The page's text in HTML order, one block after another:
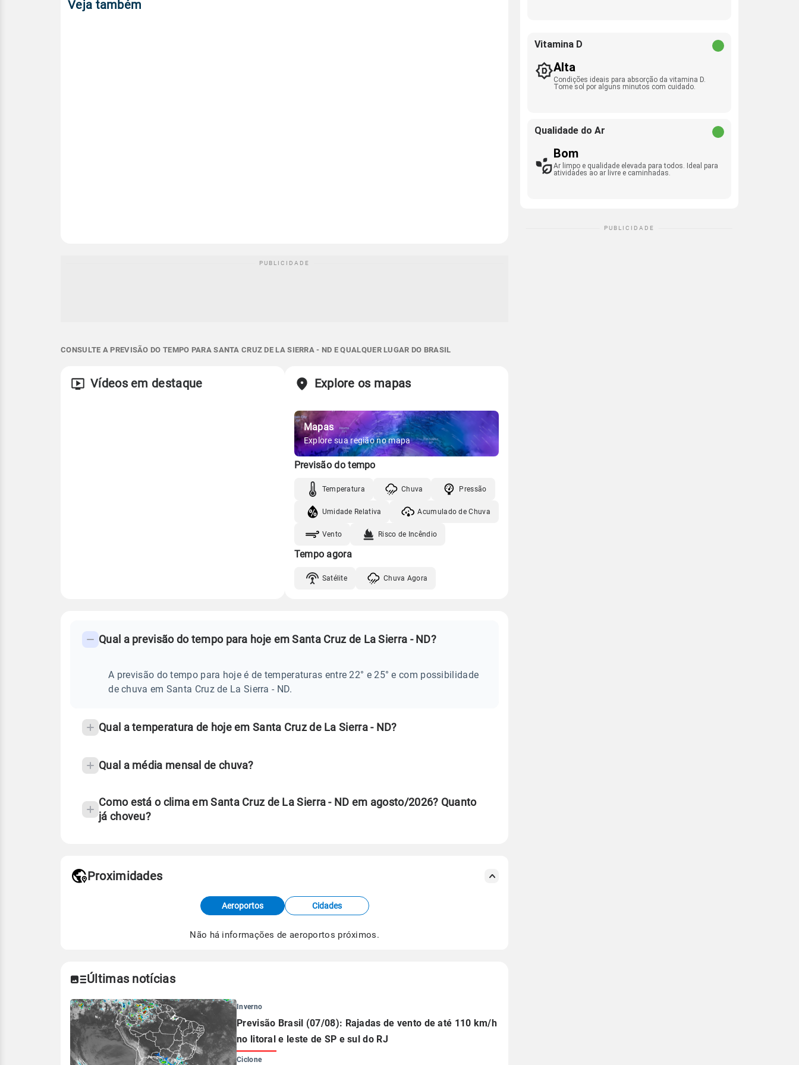
Veja também
CONSULTE A PREVISÃO DO TEMPO PARA SANTA CRUZ DE LA SIERRA - ND E QUALQUER LUGAR DO BRASIL
Vídeos em destaque Explore os mapas
Mapas
Explore sua região no mapa
Previsão do tempo
Temperatura Chuva Pressão
Umidade Relativa Acumulado de Chuva
Vento Risco de Incêndio
Tempo agora
Satélite Chuva Agora
PREVISÃO
SIERRA
frequentes
temperatura
Qual a previsão do tempo para hoje em Santa Cruz de La Sierra - ND?
A previsão do tempo para hoje é de temperaturas entre 22° e 25° e com possibilidade
de chuva em Santa Cruz de La Sierra - ND.
Qual a temperatura de hoje em Santa Cruz de La Sierra - ND?
Qual a média mensal de chuva?
Como está o clima em Santa Cruz de La Sierra - ND em agosto/2026? Quanto
já choveu?
de Tempo e Estudos Climáticos (CPTEC).
Proximidades
Aeroportos Cidades
Não há informações de aeroportos próximos.
Últimas notícias
Inverno
Previsão Brasil (07/08): Rajadas de vento de até 110 km/h
no litoral e leste de SP e sul do RJ
Ciclone
Vitamina D
Alta
Condições ideais para absorção da vitamina D.
Tome sol por alguns minutos com cuidado.
Qualidade do Ar
Bom
Ar limpo e qualidade elevada para todos. Ideal para
atividades ao ar livre e caminhadas.